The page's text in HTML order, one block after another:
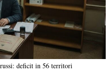
deficit in 56 territori